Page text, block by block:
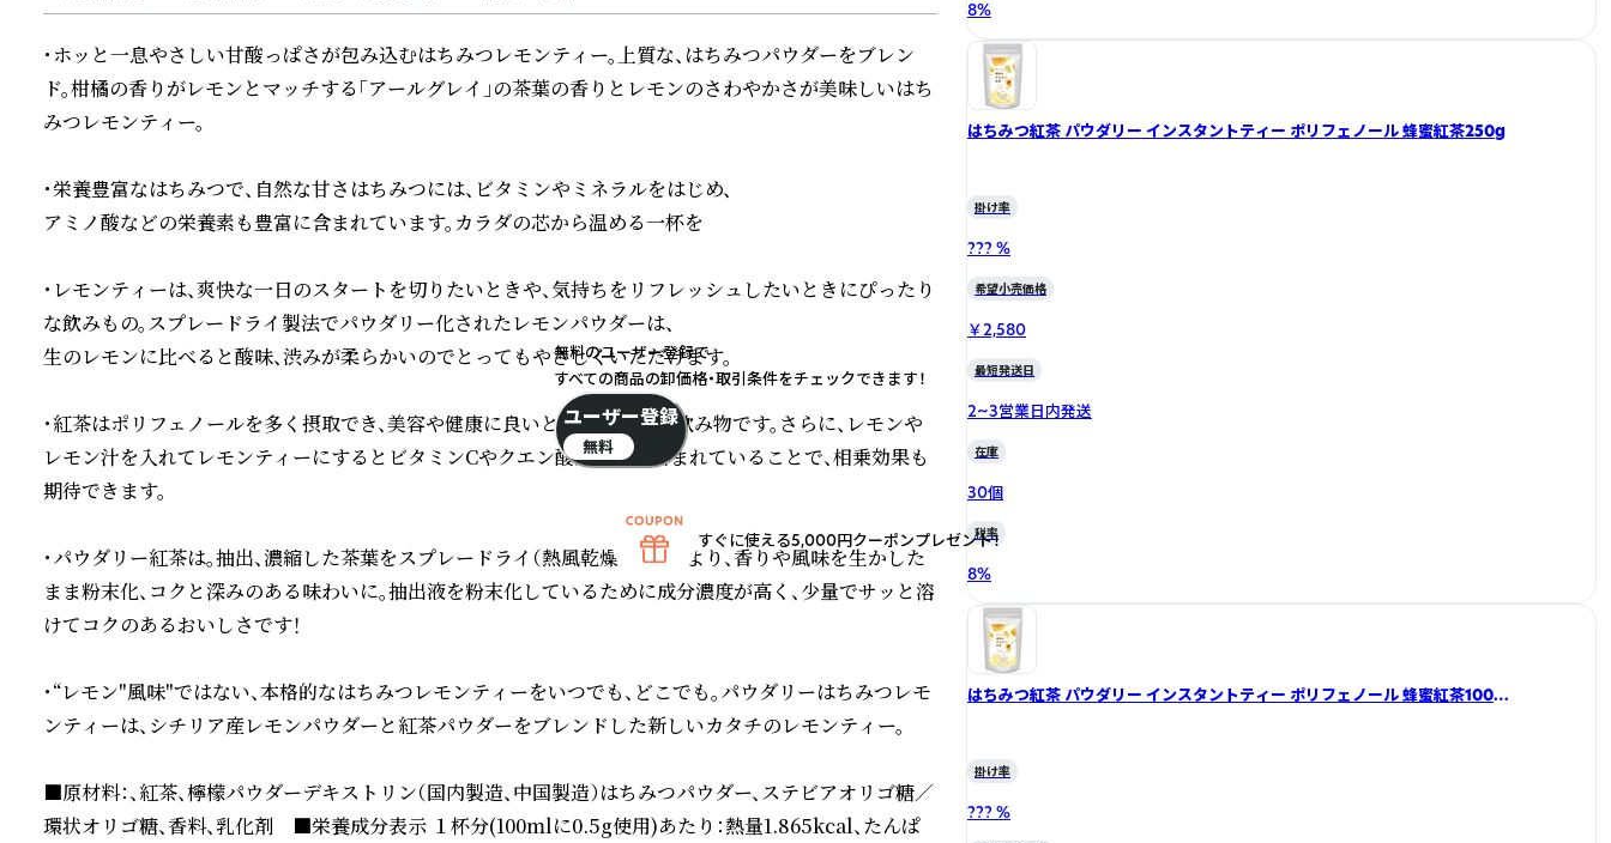
・ホッと一息やさしい甘酸っぱさが包み込むはちみつレモンティー。上質な、はちみつパウダーをブレン
ド。柑橘の香りがレモンとマッチする「アールグレイ」の茶葉の香りとレモンのさわやかさが美味しいはち
みつレモンティー。
・栄養豊富なはちみつで、自然な甘さはちみつには、ビタミンやミネラルをはじめ、
アミノ酸などの栄養素も豊富に含まれています。カラダの芯から温める一杯を
・レモンティーは、爽快な一日のスタートを切りたいときや、気持ちをリフレッシュしたいときにぴったり
な飲みもの。スプレードライ製法でパウダリー化されたレモンパウダーは、
生のレモンに比べると酸味、渋みが柔らかいのでとってもやさしくいただけます。
・紅茶はポリフェノールを多く摂取でき、美容や健康に良いと言われている飲み物です。さらに、レモンや
レモン汁を入れてレモンティーにするとビタミンCやクエン酸が豊富に含まれていることで、相乗効果も
期待できます。
・パウダリー紅茶は。抽出、濃縮した茶葉をスプレードライ（熱風乾燥）製法により、香りや風味を生かした
まま粉末化、コクと深みのある味わいに。抽出液を粉末化しているために成分濃度が高く、少量でサッと溶
けてコクのあるおいしさです！
・“レモン"風味"ではない、本格的なはちみつレモンティーをいつでも、どこでも。パウダリーはちみつレモ
ンティーは、シチリア産レモンパウダーと紅茶パウダーをブレンドした新しいカタチのレモンティー。
■原材料：、紅茶、檸檬パウダーデキストリン（国内製造、中国製造）はちみつパウダー、ステビアオリゴ糖／
環状オリゴ糖、香料、乳化剤　■栄養成分表示 １杯分(100mlに0.5g使用)あたり：熱量1.865kcal、たんぱ
8%
はちみつ紅茶 パウダリー インスタントティー ポリフェノール 蜂蜜紅茶250g
掛け率
??? %
希望小売価格
￥2,580
最短発送日
2~3営業日内発送
在庫
30個
税率
8%
はちみつ紅茶 パウダリー インスタントティー ポリフェノール 蜂蜜紅茶100g
掛け率
??? %
無料のユーザー登録で
すべての商品の卸価格・取引条件をチェックできます！
ユーザー登録
無料
すぐに使える5,000円クーポンプレゼント！